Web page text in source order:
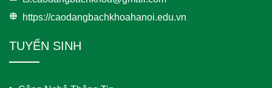
https://caodangbachkhoahanoi.edu.vn
TUYỂN SINH